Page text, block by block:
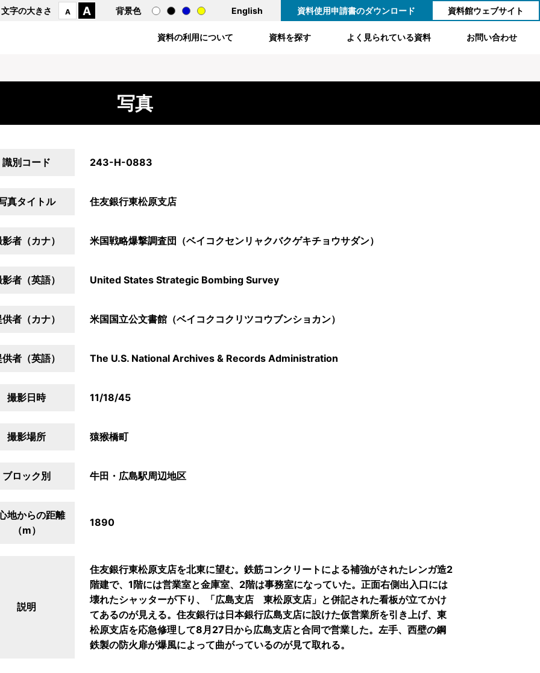
文字の大きさ A A 背景色 English 資料使用申請書のダウンロード 資料館ウェブサイト
資料の利用について 資料を探す よく見られている資料 お問い合わせ
写真
識別コード 243-H-0883
真タイトル 住友銀行東松原支店
者（カナ） 米国戦略爆撃調査団（ベイコクセンリャクバクゲキチョウサダン）
者（英語） United States Strategic Bombing Survey
者（カナ） 米国国立公文書館（ベイコクコクリツコウブンショカン）
者（英語） The U.S. National Archives & Records Administration
撮影日時 11/18/45
撮影場所 猿猴橋町
ブロック別 牛田・広島駅周辺地区
地からの距離
（m）
1890
説明
住友銀行東松原支店を北東に望む。鉄筋コンクリートによる補強がされたレンガ造2
階建で、1階には営業室と金庫室、2階は事務室になっていた。正面右側出入口には
壊れたシャッターが下り、「広島支店 東松原支店」と併記された看板が立てかけ
てあるのが見える。住友銀行は日本銀行広島支店に設けた仮営業所を引き上げ、東
松原支店を応急修理して8月27日から広島支店と合同で営業した。左手、西壁の鋼
鉄製の防火扉が爆風によって曲がっているのが見て取れる。